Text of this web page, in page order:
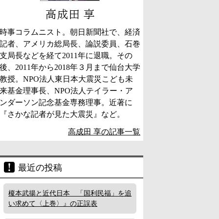
高成田 享
時事コラムニスト。朝日新聞社で、経済
記者、アメリカ総局長、論説委員、石巻
支局長などを経て2011年に退職。その
後、2011年から2018年３月まで仙台大学
教授。NPO法人東日本大震災こども未
来基金理事長、NPO法人テイラー・ア
ンダーソン記念基金専務理事。近著に
『さかな記者が見た大震災』など。
高成田 享の記事一覧
最近の投稿
榎本武揚と近代日本 「国利民福」を追
い求めて〈上巻〉』の正誤表